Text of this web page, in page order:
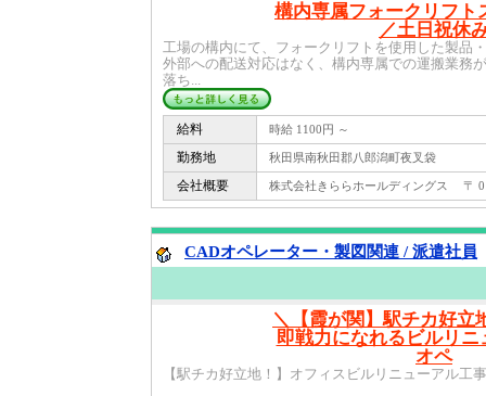
構内専属フォークリフト
／土日祝休
工場の構内にて、フォークリフトを使用した製品
外部への配送対応はなく、構内専属での運搬業務
落ち...
給料 時給 1100円 ～
勤務地 秋田県南秋田郡八郎潟町夜叉袋
会社概要 株式会社きららホールディングス 〒
CADオペレーター・製図関連 / 派遣社員
＼【霞が関】駅チカ好立
即戦力になれるビルリニ
オペ
【駅チカ好立地！】オフィスビルリニューアル工